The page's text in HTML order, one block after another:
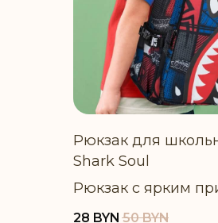
Рюкзак для
Shark Soul
Рюкзак с ярким
для учеников
28 BYN 50 BYN